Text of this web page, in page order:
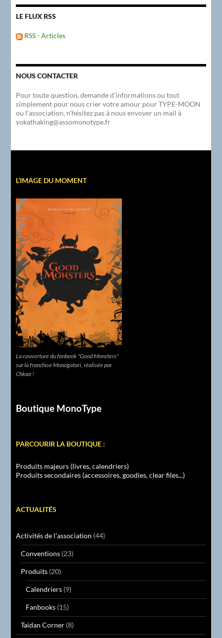
LE FLUX RSS
RSS - Articles
NOUS CONTACTER
Pour toute question, demande d’informations ou tout
simplement pour nous crier votre amour pour TYPE-MOON
ou l’association, n’hésitez pas à nous envoyer un mail à
yokathaking@assomonotype.fr
L’IMAGE DU MOMENT
La couverture du fanbook "Good Monsters"
sur la franchise Monogatari, réalisée par
Chkao !
Boutique MonoType
PARCOURIR LA BOUTIQUE :
Produits majeurs (livres, calendriers)
Produits secondaires (accessoires, goodies, clear files...)
ACTUALITÉS
Activités de l'association (44)
Conventions (23)
Produits (20)
Calendriers (9)
Fanbooks (15)
Taidan Corner (8)